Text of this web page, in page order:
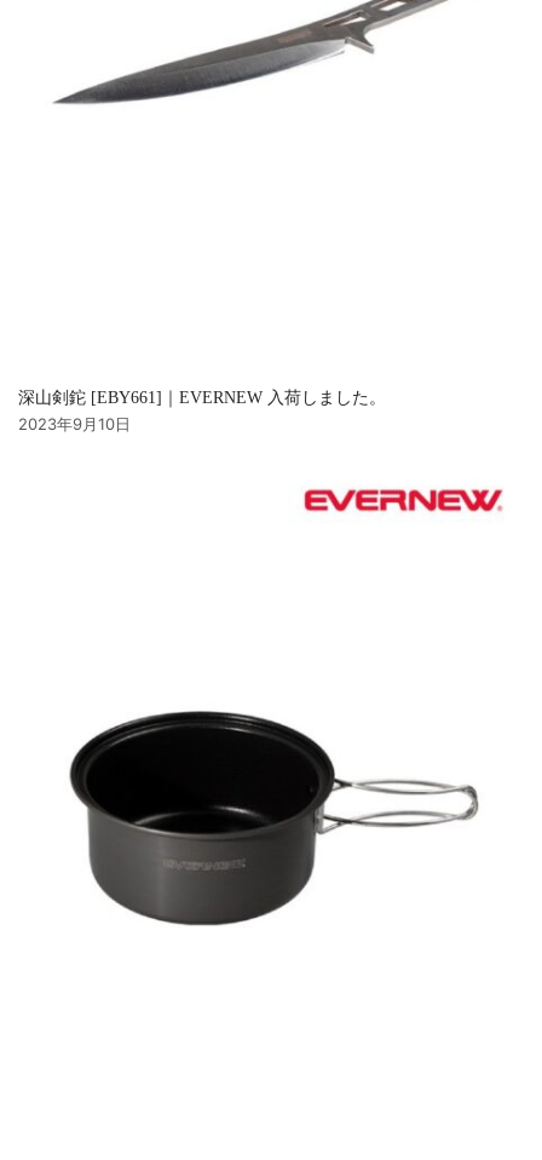
深山剣鉈 [EBY661]｜EVERNEW 入荷しました。
2023年9月10日